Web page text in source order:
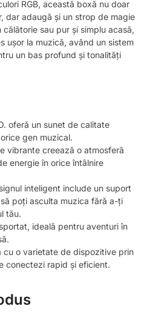
RGB, această boxă nu doar
dar adaugă și un strop de magie
sau pur și simplu acasă,
ușor la muzică, având un sistem
un bas profund și tonalități
oferă un sunet de calitate
gen muzical.
vibrante creează o atmosferă
energie în orice întâlnire
inteligent include un suport
poți asculta muzica fără a-ți
tău.
ideală pentru aventuri în
cu o varietate de dispozitive prin
conectezi rapid și eficient.